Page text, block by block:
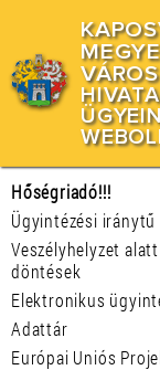
VÁROS
Hőségriadó!!!
Ügyintézési iránytű
Veszélyhelyzet
döntések
Elektronikus
Adattár
Európai Uniós